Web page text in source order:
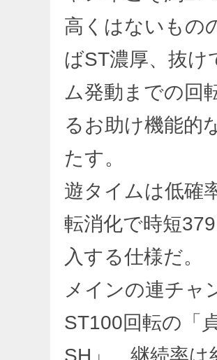
高くはないもの
ばST濃厚、抜け
ム発動までの回
るお助け機能的
たす。
遊タイムは低確
転消化で時短
入する仕様だ。
メインの連チャ
ST100回転の「
SH」。継続率は